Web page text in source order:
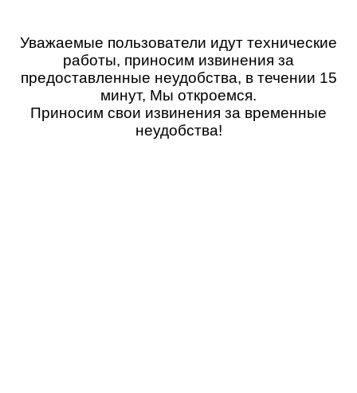
Уважаемые пользователи идут технические
работы, приносим извинения за
предоставленные неудобства, в течении 15
минут, Мы откроемся.
Приносим свои извинения за временные
неудобства!